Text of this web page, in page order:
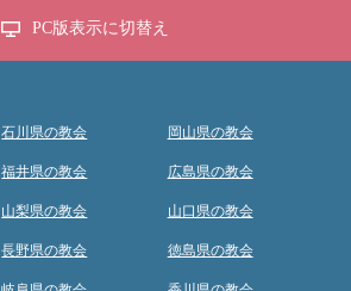
PC版表示に切替え
石川県の教会
福井県の教会
山梨県の教会
長野県の教会
岡山県の教会
広島県の教会
山口県の教会
徳島県の教会